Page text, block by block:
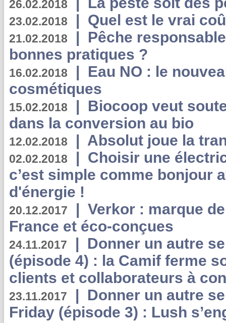
26.02.2018
23.02.2018 | Quel est le vrai
21.02.2018 | Pêche
bonnes pratiques ?
16.02.2018 | Eau NO : le
cosmétiques
15.02.2018 | Biocoop veut
dans la conversion au bio
12.02.2018 | Absolut joue la
02.02.2018 | Choisir une
c’est simple comme bonjour
d'énergie !
20.12.2017 | Verkor : marque
France et éco-conçues
24.11.2017 | Donner un autre
(épisode 4) : la Camif ferme
clients et collaborateurs à
23.11.2017 | Donner un autre
Friday (épisode 3) : Lush